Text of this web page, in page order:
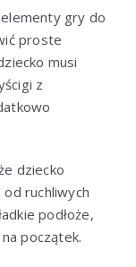
gry do
proste
musi
z
dziecko
ruchliwych
podłoże,
początek.